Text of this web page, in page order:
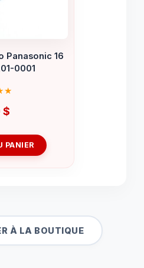
Panasonic 16
0001
$
PANIER
À LA BOUTIQUE